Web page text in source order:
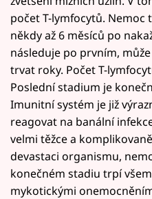
počet T-lymfocytů. Nemoc
někdy až 6 měsíců po
následuje po prvním,
trvat roky. Počet T-
Poslední stadium je
Imunitní systém je již
reagovat na banální
velmi těžce a
devastaci organismu,
konečném stadiu trpí
mykotickými